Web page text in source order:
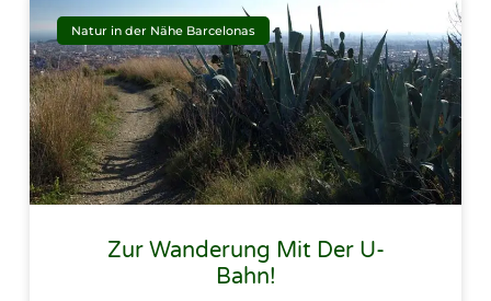
Natur in der Nähe Barcelonas
Zur Wanderung Mit Der U-
Bahn!